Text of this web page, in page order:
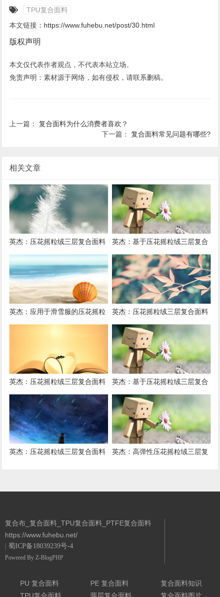
TPU复合面料
本文链接： https://www.fuhebu.net/post/30.html
版权声明
本文仅代表作者观点，不代表本站立场。
免责声明：素材源于网络，如有侵权，请联系删稿。
上一篇：复合面料为什么消费者喜欢？
下一篇： 复合面料常见问题有哪些?
相关文章
英杰：压花摇粒绒三层复合面料
在冬季户外服装中的保暖性能优
化研究
英杰：基于压花摇粒绒三层复合
面料的高透气防风运动服饰开发
英杰：应用于滑雪服的压花摇粒
英杰：压花摇粒绒三层复合面料
在户外风衣和夹克中的应用与性
能
英杰：压花摇粒绒三层复合面料
在户外运动服饰中的保暖与透气
性能研究
英杰：基于压花摇粒绒三层复合
结构的功能性家居纺织品开发与
应用
英杰：压花摇粒绒三层复合面料
英杰：高弹性压花摇粒绒三层复
复合布_复合面料_TPU复合面料_PTFE复合面料
https://www.fuhebu.net/
蜀ICP备18039239号-4
Powered By Z-BlogPHP
PU 复合面料
PE 复合面料
复合面料知识